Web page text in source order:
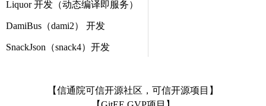
Liquor 开发（动态编译即服务）
DamiBus（dami2） 开发
SnackJson（snack4）开发
【信通院可信开源社区，可信开源项目】